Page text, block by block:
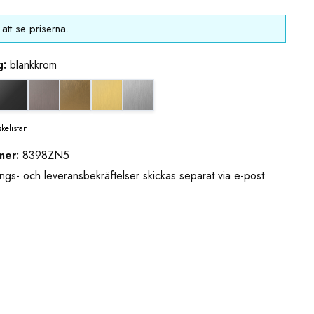
se priserna.
blankkrom
8398ZN5
och leveransbekräftelser skickas separat via e-post